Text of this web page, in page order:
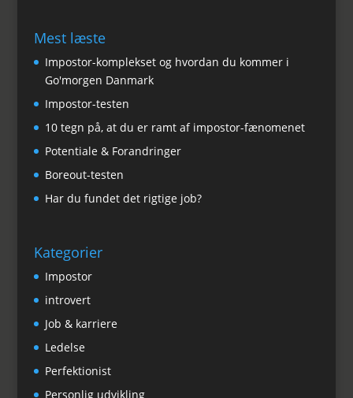
Mest læste
Impostor-komplekset og hvordan du kommer i
Go'morgen Danmark
Impostor-testen
10 tegn på, at du er ramt af impostor-fænomenet
Potentiale & Forandringer
Boreout-testen
Har du fundet det rigtige job?
Kategorier
Impostor
introvert
Job & karriere
Ledelse
Perfektionist
Personlig udvikling